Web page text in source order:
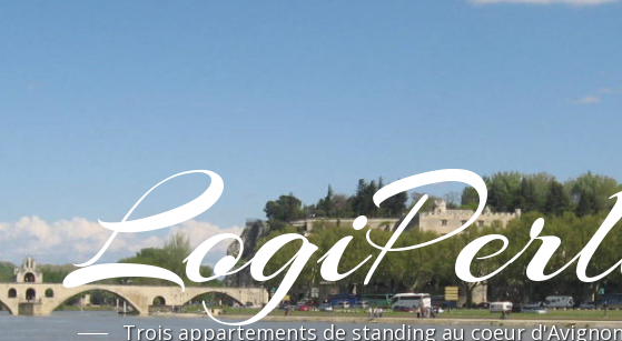
Trois appartements de standing au coeur